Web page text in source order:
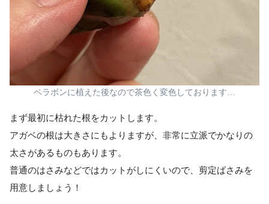
ベラボンに植えた後なので茶色く変色しております…
まず最初に枯れた根をカットします。
アガベの根は大きさにもよりますが、非常に立派でかなりの
太さがあるものもあります。
普通のはさみなどではカットがしにくいので、剪定ばさみを
用意しましょう！